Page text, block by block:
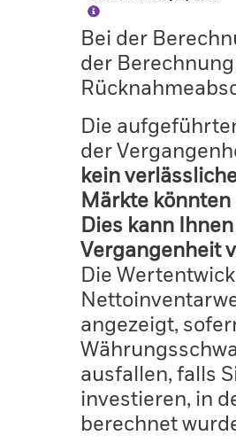
Bei der
der
Die
der
kein
Märkte
Dies kann
Vergangenheit
Die
angezeigt,
ausfallen, falls
investieren, in
berechnet